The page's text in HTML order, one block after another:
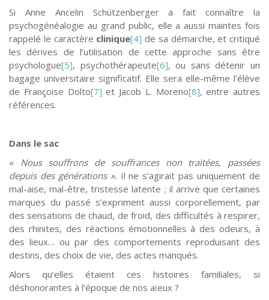
Si Anne Ancelin Schützenberger a fait connaître la
psychogénéalogie au grand public, elle a aussi maintes fois
rappelé le caractère clinique[4] de sa démarche, et critiqué
les dérives de l’utilisation de cette approche sans être
psychologue[5], psychothérapeute[6], ou sans détenir un
bagage universitaire significatif. Elle sera elle-même l’élève
de Françoise Dolto[7] et Jacob L. Moreno[8], entre autres
références.
Dans le sac
« Nous souffrons de souffrances non traitées, passées
depuis des générations ». Il ne s’agirait pas uniquement de
mal-aise, mal-être, tristesse latente ; il arrive que certaines
marques du passé s’expriment aussi corporellement, par
des sensations de chaud, de froid, des difficultés à respirer,
des rhinites, des réactions émotionnelles à des odeurs, à
des lieux… ou par des comportements reproduisant des
destins, des choix de vie, des actes manqués.
Alors qu’elles étaient ces histoires familiales, si
déshonorantes à l’époque de nos aïeux ?